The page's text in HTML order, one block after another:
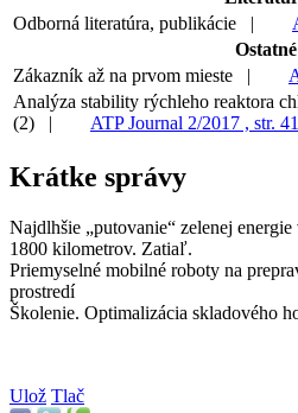
Odborná literatúra, publikácie |
Ostatné
Zákazník až na prvom mieste |
Analýza stability rýchleho reaktora
(2) |
ATP Journal 2/2017 , str. 41
Krátke správy
Najdlhšie „putovanie“ zelenej
1800 kilometrov. Zatiaľ.
Priemyselné mobilné roboty na
prostredí
Školenie. Optimalizácia skladového
Ulož Tlač